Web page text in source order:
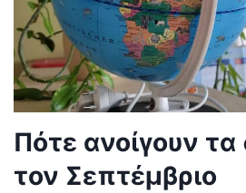
Πότε ανοίγουν τα
τον Σεπτέμβριο